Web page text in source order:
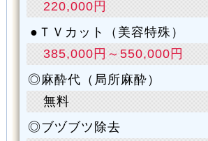
220,000円
ＴＶカット（美容特殊）
385,000円～550,000円
麻酔代（局所麻酔）
無料
ブヅブツ除去